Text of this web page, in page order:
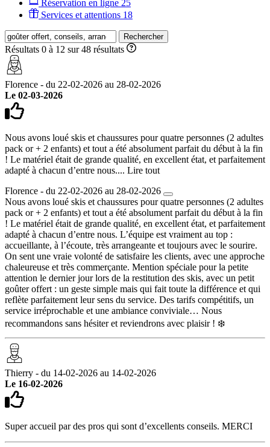
Réservation en ligne 25
Services et attentions 18
Rechercher
Résultats 0 à 12 sur 48 résultats
Florence - du 22-02-2026 au 28-02-2026
Le 02-03-2026
Nous avons loué skis et chaussures pour quatre personnes (2 adultes
pack or + 2 enfants) et tout a été absolument parfait du début à la fin
! Le matériel était de grande qualité, en excellent état, et parfaitement
adapté à chacun d’entre nous.... Lire tout
Florence - du 22-02-2026 au 28-02-2026
Nous avons loué skis et chaussures pour quatre personnes (2 adultes
pack or + 2 enfants) et tout a été absolument parfait du début à la fin
! Le matériel était de grande qualité, en excellent état, et parfaitement
adapté à chacun d’entre nous. L’équipe est vraiment au top :
accueillante, à l’écoute, très arrangeante et toujours avec le sourire.
On sent une vraie volonté de satisfaire les clients, avec une approche
chaleureuse et très commerçante. Mention spéciale pour la petite
attention le dernier jour lors de la restitution des skis, avec un petit
goûter offert : un geste simple mais qui fait toute la différence et qui
reflète parfaitement leur sens du service. Des tarifs compétitifs, un
service irréprochable et une ambiance conviviale… Nous
recommandons sans hésiter et reviendrons avec plaisir ! ❄️
Thierry - du 14-02-2026 au 14-02-2026
Le 16-02-2026
Super accueil par des pros qui sont d’excellents conseils. MERCI